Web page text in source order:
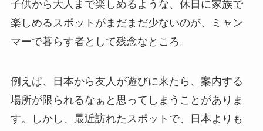
子供から大人まで楽しめるような、休日に家族で
楽しめるスポットがまだまだ少ないのが、ミャン
マーで暮らす者として残念なところ。
例えば、日本から友人が遊びに来たら、案内する
場所が限られるなぁと思ってしまうことがありま
す。しかし、最近訪れたスポットで、日本よりも